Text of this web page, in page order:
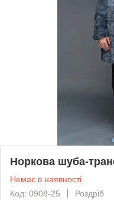
Норкова шуба-
Немає в наявності
Код: 0908-25
Роздріб